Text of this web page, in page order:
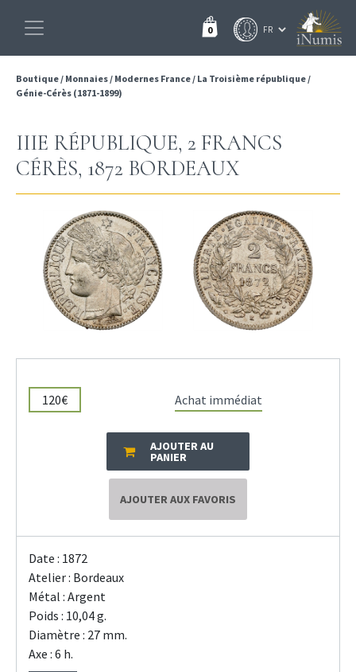
0
Boutique/ Monnaies/ Modernes France/ La Troisième république/
Génie-Cérès (1871-1899)
IIIE RÉPUBLIQUE, 2 FRANCS
CÉRÈS, 1872 BORDEAUX
120€ Achat immédiat
AJOUTER AU
PANIER
AJOUTER AUX FAVORIS
Date : 1872
Atelier : Bordeaux
Métal : Argent
Poids : 10,04 g.
Diamètre : 27 mm.
Axe : 6 h.